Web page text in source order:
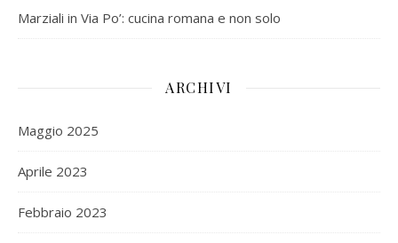
Marziali in Via Po’: cucina romana e non solo
ARCHIVI
Maggio 2025
Aprile 2023
Febbraio 2023